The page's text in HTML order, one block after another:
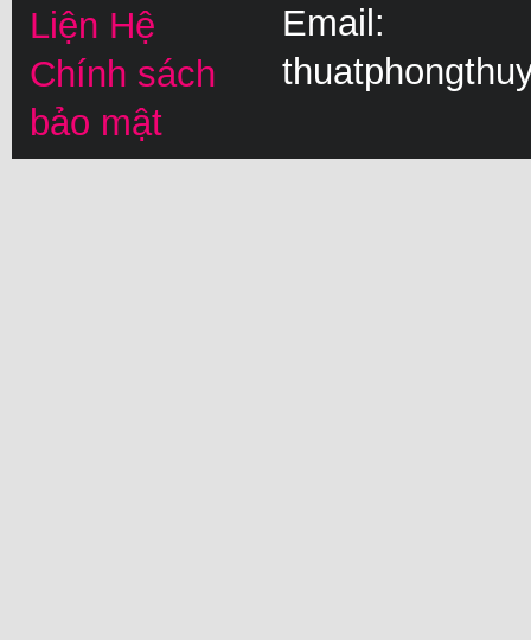
Liện Hệ
Chính sách
bảo mật
Email: